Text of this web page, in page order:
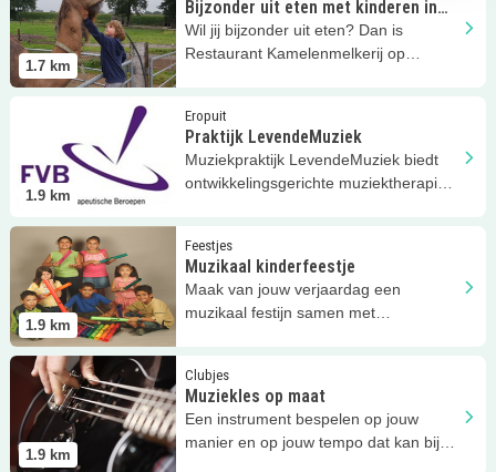
1.7 km
Bijzonder uit eten met kinderen in
Berlicum | Kamelenmelkerij Smits
Wil jij bijzonder uit eten? Dan is
Restaurant Kamelenmelkerij op
1.9 km
Eropuit
Praktijk LevendeMuziek
Muziekpraktijk LevendeMuziek biedt
ontwikkelingsgerichte muziektherapie
Praktijk LevendeMuziek
1.9 km
Feestjes
Muzikaal kinderfeestje
Maak van jouw verjaardag een
muzikaal festijn samen met
Lees meer Muzikaal kinderfeestje
1.9 km
Clubjes
Muziekles op maat
Een instrument bespelen op jouw
manier en op jouw tempo dat kan bij
Lees meer Muziekles op maat